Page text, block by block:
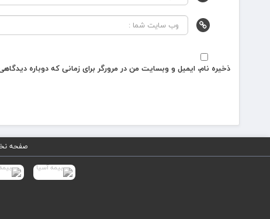
ذخیره نام، ایمیل و وبسایت من در مرورگر برای زمانی که دوباره
صفحه